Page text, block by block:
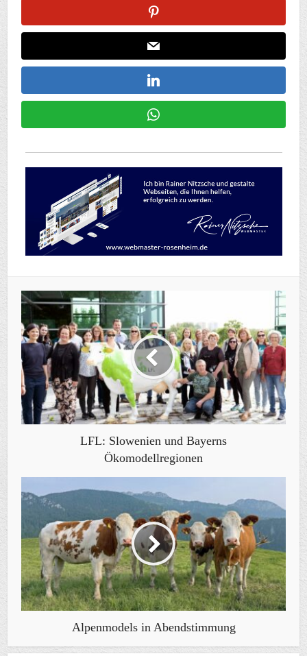
LFL: Slowenien und Bayerns
Ökomodellregionen
Alpenmodels in Abendstimmung